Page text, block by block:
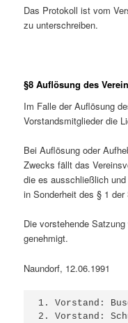
Das Protokoll ist vom
zu unterschreiben.
§8 Auflösung des
Im Falle der Auflösung
Vorstandsmitglieder die
Bei Auflösung oder
Zwecks fällt das
die es ausschließlich
in Sonderheit des § 1
Die vorstehende
genehmigt.
Naundorf, 12.06.1991
1. Vorstand:
2. Vorstand: